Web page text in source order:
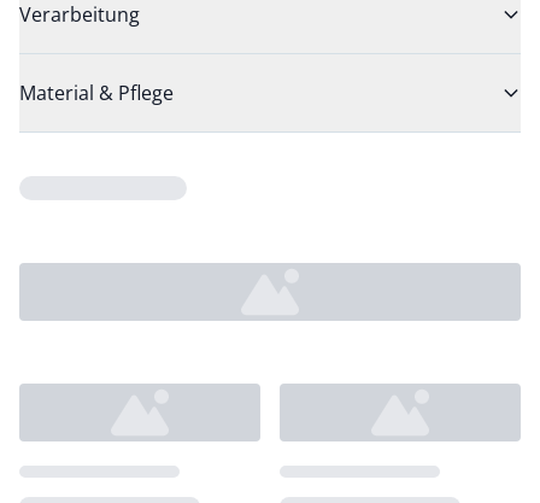
Verarbeitung
Material & Pflege